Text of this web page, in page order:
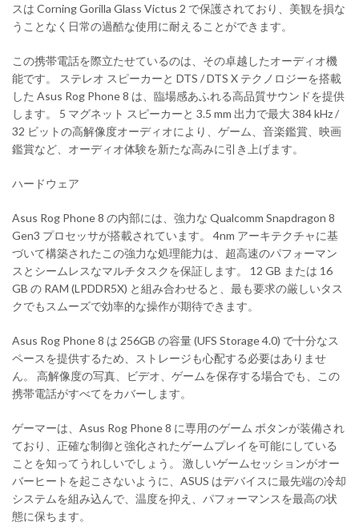
スは Corning Gorilla Glass Victus 2 で保護されており、美観を損な
うことなく日常の過酷な使用に耐えることができます。
この携帯電話を際立たせているのは、その卓越したオーディオ機
能です。 ステレオ スピーカーと DTS / DTS X テクノロジーを搭載
した Asus Rog Phone 8 は、臨場感あふれる高品質サウンドを提供
します。 5 マグネット スピーカーと 3.5 mm 出力で最大 384 kHz /
32 ビットの高解像度オーディオにより、ゲーム、音楽鑑賞、映画
鑑賞など、オーディオ体験を新たな高みに引き上げます。
ハードウェア
Asus Rog Phone 8 の内部には、強力な Qualcomm Snapdragon 8
Gen3 プロセッサが搭載されています。 4nm アーキテクチャに基
づいて構築されたこの強力な処理能力は、超高速のパフォーマン
スとシームレスなマルチタスクを保証します。 12 GB または 16
GB の RAM (LPDDR5X) と組み合わせると、最も要求の厳しいタス
クでもスムーズで効率的な操作が期待できます。
Asus Rog Phone 8 は 256GB の容量 (UFS Storage 4.0) で十分なス
ペースを提供するため、ストレージも心配する必要はありませ
ん。 高解像度の写真、ビデオ、ゲームを保存する場合でも、この
携帯電話がすべてをカバーします。
ゲーマーは、Asus Rog Phone 8 に専用のゲーム ボタンが装備され
ており、正確な制御と強化されたゲームプレイを可能にしている
ことを知ってうれしいでしょう。 激しいゲームセッションがオー
バーヒートを起こさないように、ASUS はデバイスに最先端の冷却
システムを組み込んで、温度を抑え、パフォーマンスを最高の状
態に保ちます。